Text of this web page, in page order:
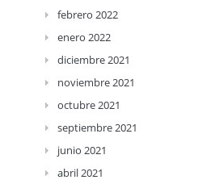
febrero 2022
enero 2022
diciembre 2021
noviembre 2021
octubre 2021
septiembre 2021
junio 2021
abril 2021